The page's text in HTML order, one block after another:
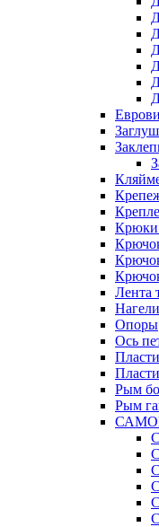
Крюки
Лента
Нагели
Опоры
Ось
Рым
Рым